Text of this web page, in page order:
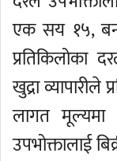
एक सय १५,
प्रतिकिलोका
खुद्रा व्यापारीले
लागत
उपभोक्तालाई